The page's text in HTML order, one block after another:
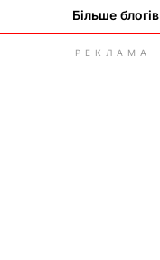
Більше блогів
РЕКЛАМА